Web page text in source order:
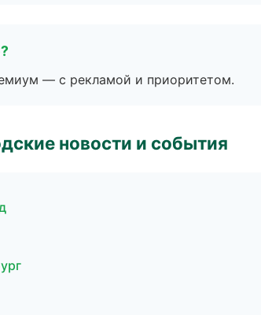
— с рекламой и приоритетом.
новости и события